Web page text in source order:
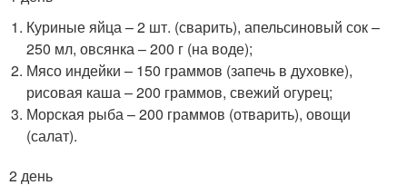
Куриные яйца – 2 шт. (сварить), апельсиновый сок –
250 мл, овсянка – 200 г (на воде);
Мясо индейки – 150 граммов (запечь в духовке),
рисовая каша – 200 граммов, свежий огурец;
Морская рыба – 200 граммов (отварить), овощи
(салат).
2 день